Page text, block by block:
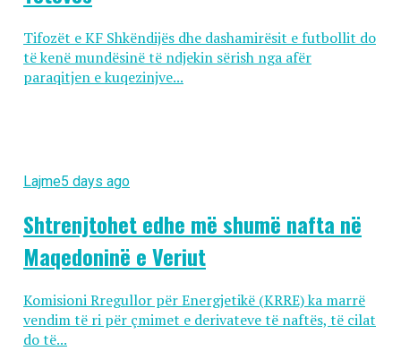
Tifozët e KF Shkëndijës dhe dashamirësit e futbollit do
të kenë mundësinë të ndjekin sërish nga afër
paraqitjen e kuqezinjve...
Lajme5 days ago
Shtrenjtohet edhe më shumë nafta në
Maqedoninë e Veriut
Komisioni Rregullor për Energjetikë (KRRE) ka marrë
vendim të ri për çmimet e derivateve të naftës, të cilat
do të...